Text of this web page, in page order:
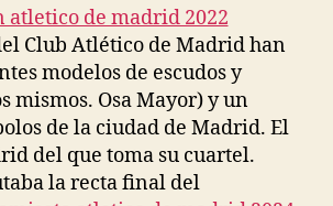
Club Atlético de Madrid han
modelos de escudos y
mismos. Osa Mayor) y un
de la ciudad de Madrid. El
del que toma su cuartel.
la recta final del